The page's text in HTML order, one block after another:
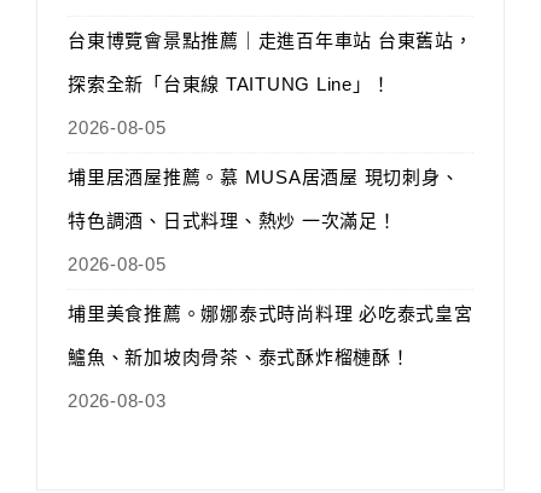
台東博覽會景點推薦｜走進百年車站 台東舊站，
探索全新「台東線 TAITUNG Line」！
2026-08-05
埔里居酒屋推薦。慕 MUSA居酒屋 現切刺身、
特色調酒、日式料理、熱炒 一次滿足！
2026-08-05
埔里美食推薦。娜娜泰式時尚料理 必吃泰式皇宮
鱸魚、新加坡肉骨茶、泰式酥炸榴槤酥！
2026-08-03